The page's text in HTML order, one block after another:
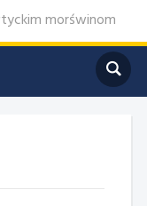
morświnom